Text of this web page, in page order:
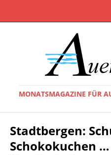
MONATSMAGAZINE FÜR
Stadtbergen:
Schokokuchen …